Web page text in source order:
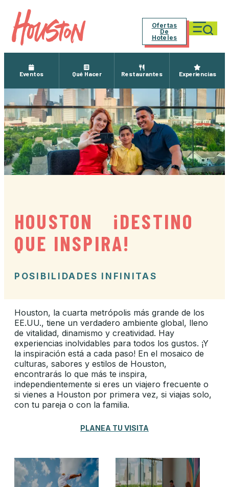
Ofertas
De
Hoteles
Eventos Qué Hacer Restaurantes Experiencias
HOUSTON ¡DESTINO
QUE INSPIRA!
POSIBILIDADES INFINITAS
Houston, la cuarta metrópolis más grande de los
EE.UU., tiene un verdadero ambiente global, lleno
de vitalidad, dinamismo y creatividad. Hay
experiencias inolvidables para todos los gustos. ¡Y
la inspiración está a cada paso! En el mosaico de
culturas, sabores y estilos de Houston,
encontrarás lo que más te inspira,
independientemente si eres un viajero frecuente o
si vienes a Houston por primera vez, si viajas solo,
con tu pareja o con la familia.
PLANEA TU VISITA